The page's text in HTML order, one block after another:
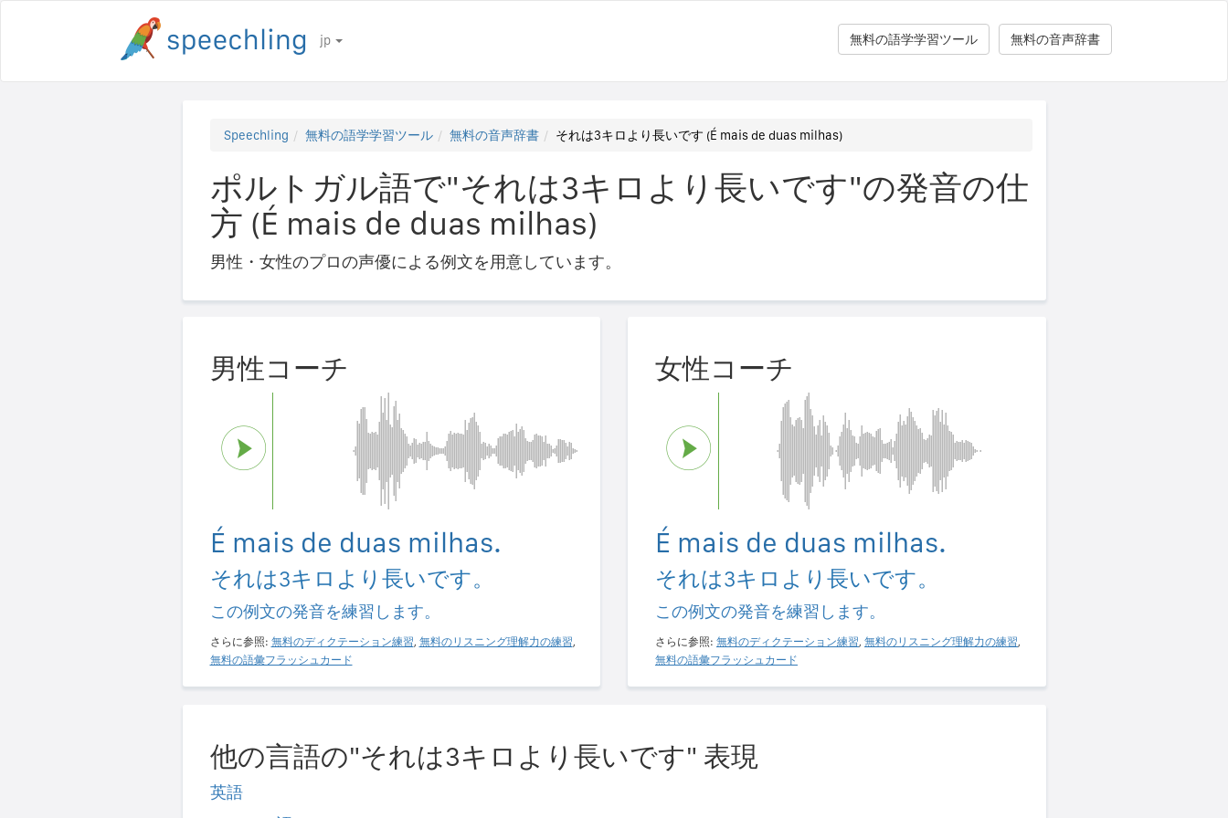
jp 無料の音声辞書
無料の語学学習ツール
Speechling 無料の語学学習ツール 無料の音声辞書 それは3キロより長いです (É mais de duas milhas)
ポルトガル語で"それは3キロより長いです"の発音の仕
方 (É mais de duas milhas)
男性・女性のプロの声優による例文を用意しています。
男性コーチ
É mais de duas milhas.
それは3キロより長いです。
この例文の発音を練習します。
さらに参照: 無料のディクテーション練習, 無料のリスニング理解力の練習,
無料の語彙フラッシュカード
女性コーチ
É mais de duas milhas.
それは3キロより長いです。
この例文の発音を練習します。
さらに参照: 無料のディクテーション練習, 無料のリスニング理解力の練習,
無料の語彙フラッシュカード
他の言語の"それは3キロより長いです" 表現
英語